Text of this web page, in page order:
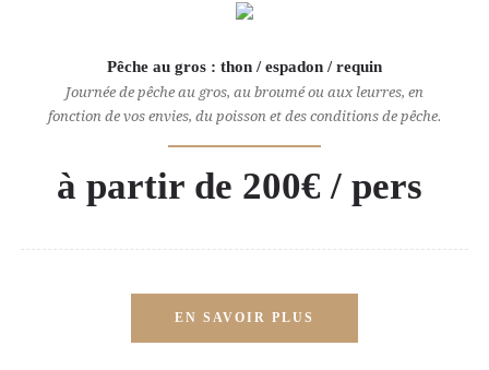
Pêche au gros : thon / espadon / requin
Journée de pêche au gros, au broumé ou aux leurres, en
fonction de vos envies, du poisson et des conditions de pêche.
à partir de 200€ / pers
EN SAVOIR PLUS